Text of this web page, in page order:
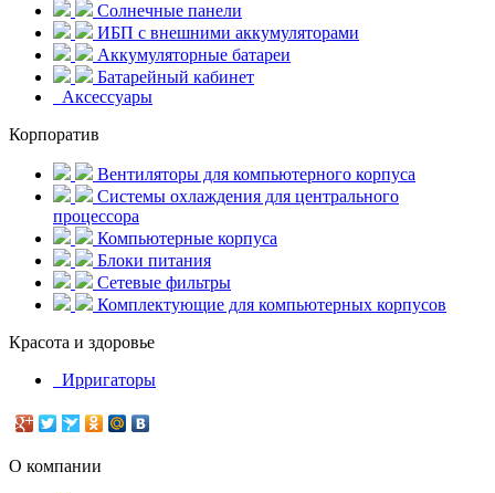
Солнечные панели
ИБП с внешними аккумуляторами
Аккумуляторные батареи
Батарейный кабинет
Аксессуары
Корпоратив
Вентиляторы для компьютерного корпуса
Системы охлаждения для центрального
процессора
Компьютерные корпуса
Блоки питания
Сетевые фильтры
Комплектующие для компьютерных корпусов
Красота и здоровье
Ирригаторы
О компании